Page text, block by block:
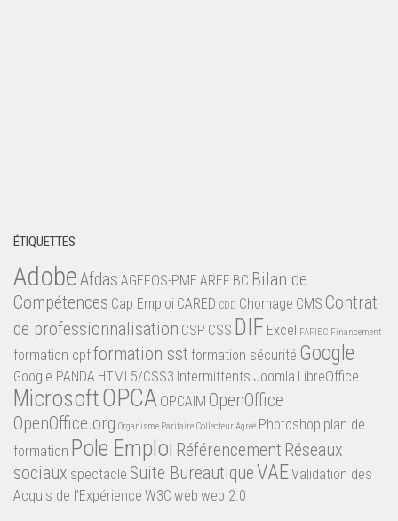
ÉTIQUETTES
AdobeAfdas AGEFOS-PME AREF BC Bilan de
Compétences Cap Emploi CARED CDD Chomage CMS Contrat
de professionnalisation CSP CSS DIF Excel FAFIEC Financement
formation cpfformation sst formation sécurité Google
Google PANDA HTML5/CSS3 Intermittents Joomla LibreOffice
MicrosoftOPCA OPCAIM OpenOffice
OpenOffice.org Organisme Paritaire Collecteur Agréé Photoshop plan de
formation Pole Emploi Référencement Réseaux
sociaux spectacle Suite BureautiqueVAEValidation des
Acquis de l’Expérience W3C web web 2.0